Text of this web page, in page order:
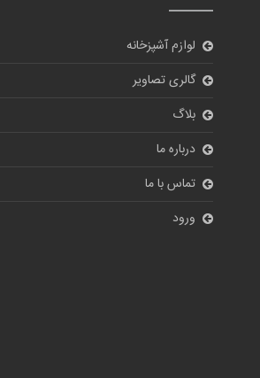
لوازم آشپزخانه
گالری تصاویر
بلاگ
درباره ما
تماس با ما
ورود